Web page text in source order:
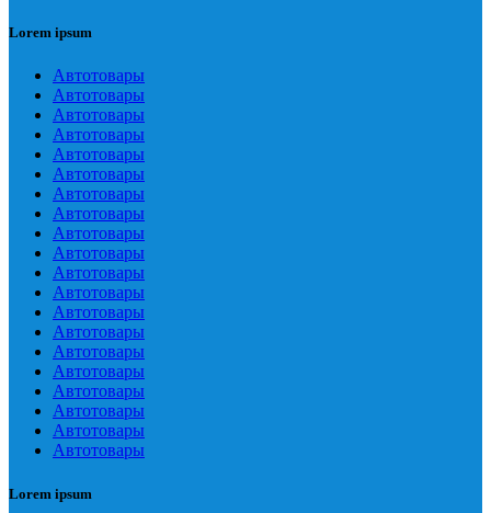
Lorem ipsum
Автотовары
Автотовары
Автотовары
Автотовары
Автотовары
Автотовары
Автотовары
Автотовары
Автотовары
Автотовары
Автотовары
Автотовары
Автотовары
Автотовары
Автотовары
Автотовары
Автотовары
Автотовары
Автотовары
Автотовары
Lorem ipsum